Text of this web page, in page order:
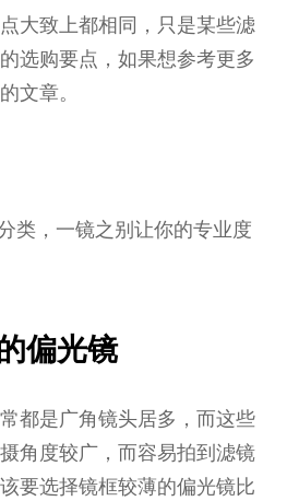
大致上都相同，只是某些滤
选购要点，如果想参考更多
文章。
类，一镜之别让你的专业度
偏光镜
都是广角镜头居多，而这些
角度较广，而容易拍到滤镜
要选择镜框较薄的偏光镜比